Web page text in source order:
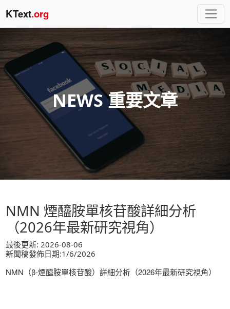
KText.org
NEWS 重要文章
NMN 煙醯胺單核苷酸詳細分析
（2026年最新研究視角）
最後更新: 2026-08-06
新聞稿發佈日期:1/6/2026
NMN（β-煙醯胺單核苷酸）詳細分析（2026年最新研究視角）